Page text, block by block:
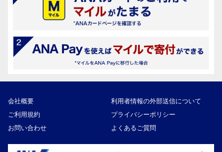
会社概要
利用者情報の外部送信について
ご利用規約
プライバシーポリシー
お問い合わせ
よくあるご質問